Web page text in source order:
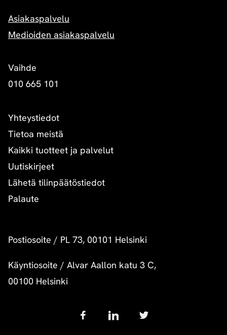
Asiakaspalvelu
Medioiden asiakaspalvelu
Vaihde
010 665 101
Yhteystiedot
Tietoa meistä
Kaikki tuotteet ja palvelut
Uutiskirjeet
Lähetä tilinpäätöstiedot
Palaute
Postiosoite / PL 73, 00101 Helsinki
Käyntiosoite / Alvar Aallon katu 3 C,
00100 Helsinki